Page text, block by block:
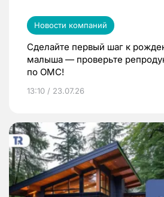
Новости компаний
Сделайте первый шаг к
малыша — проверьте
по ОМС!
13:10 / 23.07.26